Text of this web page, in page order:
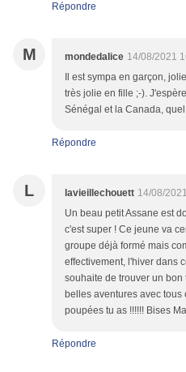
Répondre
M mondedalice 14/08/2021
Il est sympa en garçon,
très jolie en fille ;-).
Sénégal et la Canada,
Répondre
L lavieillechouett 14/08/
Un beau petit Assane est
c'est super ! Ce jeune va
groupe déjà formé mais
effectivement, l'hiver dans
souhaite de trouver un
belles aventures avec tous
poupées tu as !!!!!! Bises
Répondre